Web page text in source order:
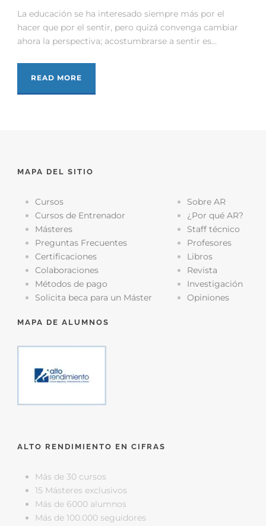
La educación se ha interesado siempre más por el
hacer que por el sentir, pero quizá convenga cambiar
ahora la perspectiva; acostumbrarse a sentir es...
READ MORE
MAPA DEL SITIO
Cursos
Cursos de Entrenador
Másteres
Preguntas Frecuentes
Certificaciones
Colaboraciones
Métodos de pago
Solicita beca para un Máster
Sobre AR
¿Por qué AR?
Staff técnico
Profesores
Libros
Revista
Investigación
Opiniones
MAPA DE ALUMNOS
ALTO RENDIMIENTO EN CIFRAS
Más de 30 cursos
15 Másteres exclusivos
Más de 6000 alumnos
Más de 100.000 seguidores